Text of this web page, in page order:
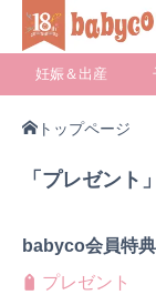
妊娠＆出産
トップページ
「プレゼント
babyco会員特典
プレゼント